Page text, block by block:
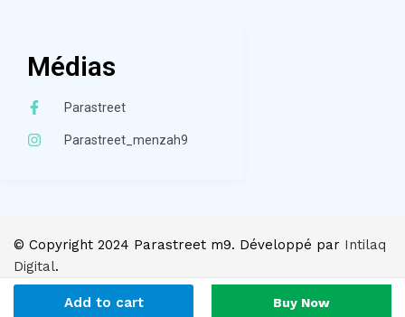
Add to cart Buy Now
Médias
Parastreet
Parastreet_menzah9
© Copyright 2024 Parastreet m9. Développé par Intilaq
Digital.